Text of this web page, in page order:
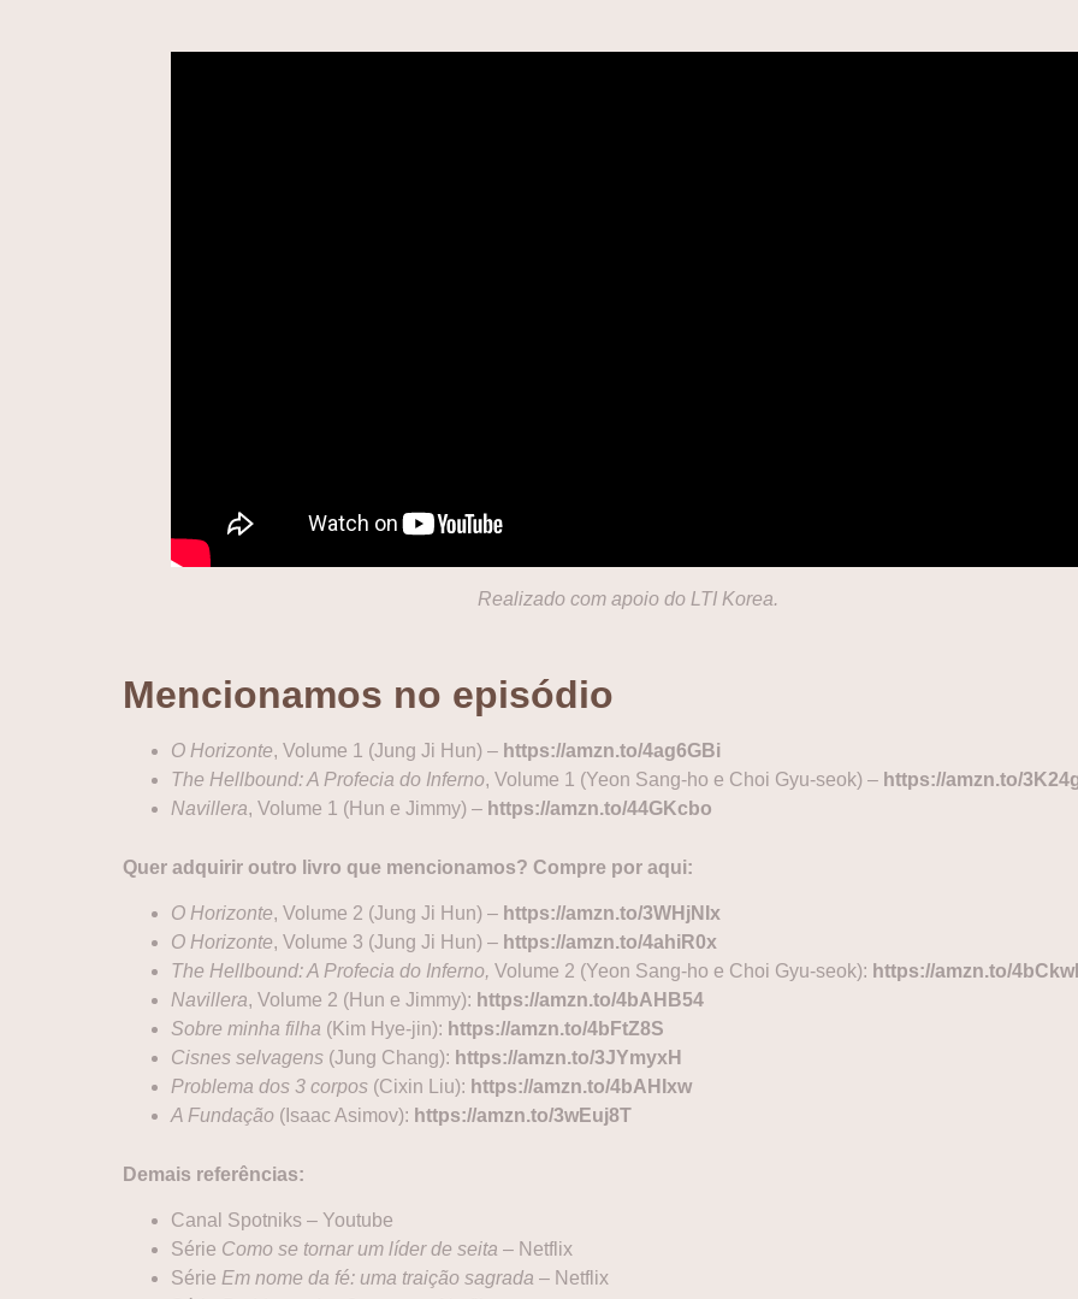
Realizado com apoio do LTI Korea.
Mencionamos no episódio
O Horizonte, Volume 1 (Jung Ji Hun) – https://amzn.to/4ag6GBi
The Hellbound: A Profecia do Inferno, Volume 1 (Yeon Sang-ho e Choi Gyu-seok) – https://amzn.to/
Navillera, Volume 1 (Hun e Jimmy) – https://amzn.to/44GKcbo
Quer adquirir outro livro que mencionamos? Compre por aqui:
O Horizonte, Volume 2 (Jung Ji Hun) – https://amzn.to/3WHjNIx
O Horizonte, Volume 3 (Jung Ji Hun) – https://amzn.to/4ahiR0x
The Hellbound: A Profecia do Inferno, Volume 2 (Yeon Sang-ho e Choi Gyu-seok): https://amzn.to/
Navillera, Volume 2 (Hun e Jimmy): https://amzn.to/4bAHB54
Sobre minha filha (Kim Hye-jin): https://amzn.to/4bFtZ8S
Cisnes selvagens (Jung Chang): https://amzn.to/3JYmyxH
Problema dos 3 corpos (Cixin Liu): https://amzn.to/4bAHIxw
A Fundação (Isaac Asimov): https://amzn.to/3wEuj8T
Demais referências:
Canal Spotniks – Youtube
Série Como se tornar um líder de seita – Netflix
Série Em nome da fé: uma traição sagrada – Netflix